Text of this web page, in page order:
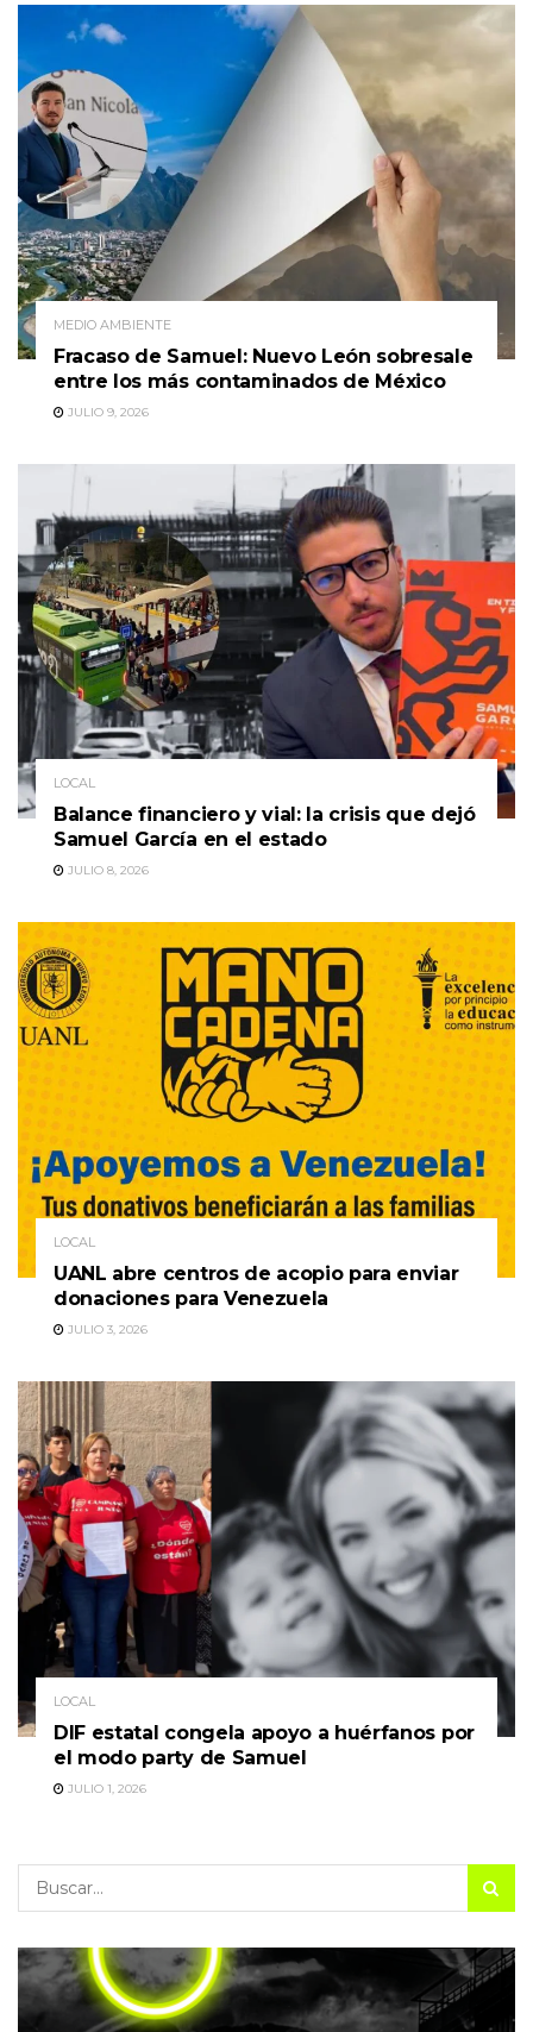
MEDIO AMBIENTE
Fracaso de Samuel: Nuevo León sobresale
entre los más contaminados de México
JULIO 9, 2026
LOCAL
Balance financiero y vial: la crisis que dejó
Samuel García en el estado
JULIO 8, 2026
LOCAL
UANL abre centros de acopio para enviar
donaciones para Venezuela
JULIO 3, 2026
LOCAL
DIF estatal congela apoyo a huérfanos por
el modo party de Samuel
JULIO 1, 2026